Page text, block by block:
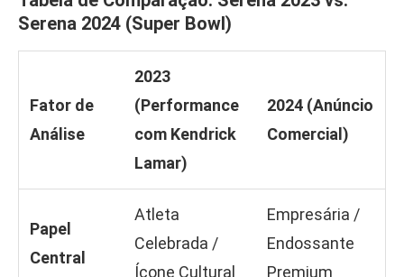
Serena 2024 (Super Bowl)
Fator de
Análise
2023
(Performance
com Kendrick
Lamar)
2024 (Anúncio
Comercial)
Papel
Central
Atleta
Celebrada /
Ícone Cultural
Empresária /
Endossante
Premium